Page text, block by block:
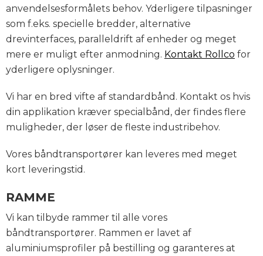
anvendelsesformålets behov. Yderligere tilpasninger
som f.eks. specielle bredder, alternative
drevinterfaces, paralleldrift af enheder og meget
mere er muligt efter anmodning. Kontakt Rollco for
yderligere oplysninger.
Vi har en bred vifte af standardbånd. Kontakt os hvis
din applikation kræver specialbånd, der findes flere
muligheder, der løser de fleste industribehov.
Vores båndtransportører kan leveres med meget
kort leveringstid.
RAMME
Vi kan tilbyde rammer til alle vores
båndtransportører. Rammen er lavet af
aluminiumsprofiler på bestilling og garanteres at